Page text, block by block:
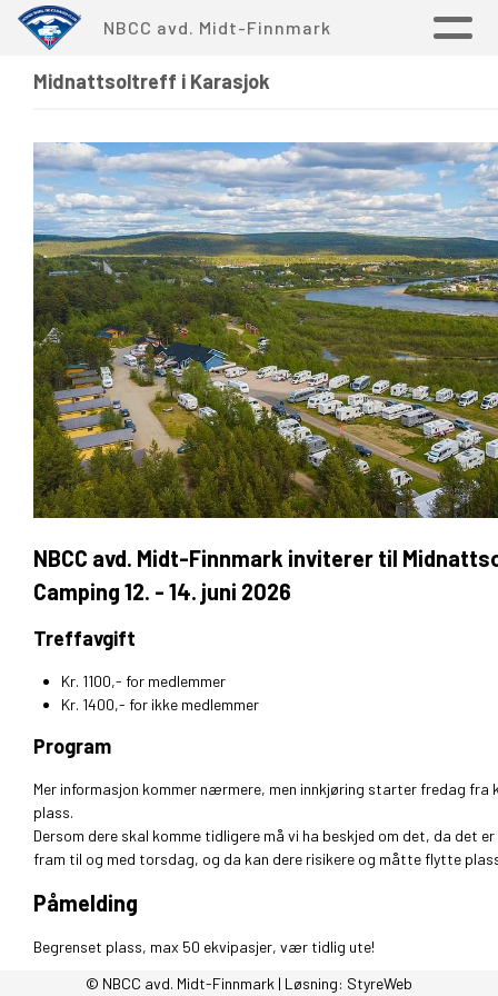
NBCC avd. Midt-Finnmark
Midnattsoltreff i Karasjok
NBCC avd. Midt-Finnmark inviterer til
Camping 12. - 14. juni 2026
Treffavgift
Kr. 1100,- for medlemmer
Kr. 1400,- for ikke medlemmer
Program
Mer informasjon kommer nærmere, men innkjøring starter fredag fra
plass.
Dersom dere skal komme tidligere må vi ha beskjed om det, da det
fram til og med torsdag, og da kan dere risikere og måtte flytte
Påmelding
Begrenset plass, max 50 ekvipasjer, vær tidlig ute!
Påmelding til Solgunn Wagelid på telefon 99 64 64 60innen 29. mai
© NBCC avd. Midt-Finnmark | Løsning: StyreWeb